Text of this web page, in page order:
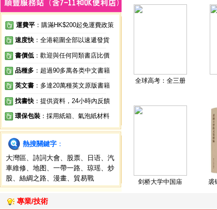
運費平 ：購滿HK$200起免運費政策
速度快 ：全港範圍全部以速遞發貨
書價低 ：歡迎與任何同類書店比價
品種多 ：超過90多萬各类中文書籍
英文書 ：多達20萬種英文原版書籍
找書快 ：提供資料，24小時內反饋
環保包裝 ：採用紙箱、氣泡紙材料
熱搜關鍵字 ：
大灣區
詩詞大會 股票 日语
汽
車維修
地图 一帶一路 琼瑶
炒
股
絲綢之路 漫畫 貿易戰
全球高考：全三册
剑桥大学中国庙 裘
專業/技術